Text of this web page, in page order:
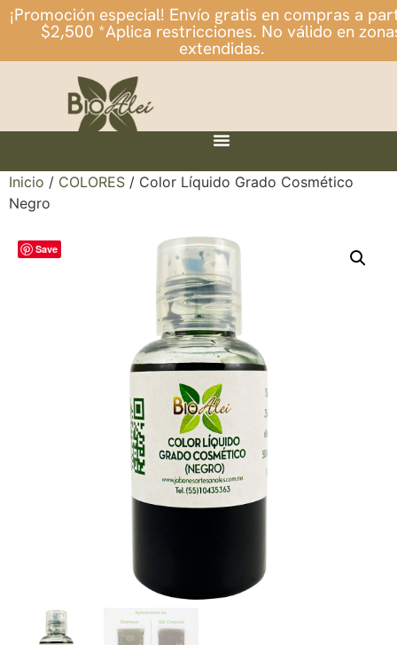
¡Promoción especial! Envío gratis en compras a
$2,500 *Aplica restricciones. No válido en
extendidas.
Inicio / COLORES / Color Líquido Grado Cosmético
Negro
Save